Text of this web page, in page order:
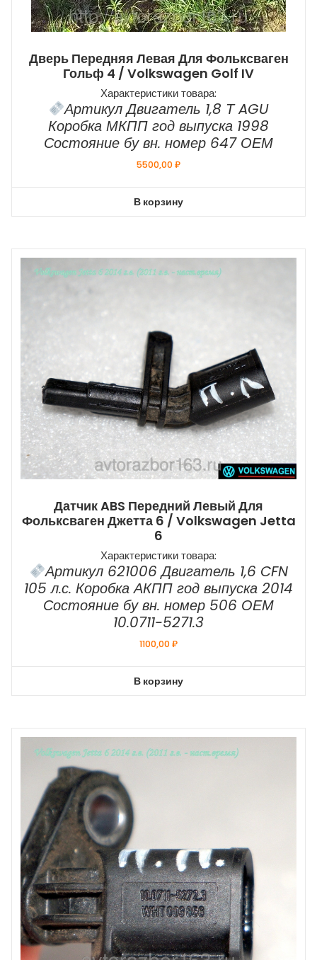
Дверь Передняя Левая Для Фольксваген
Гольф 4 / Volkswagen Golf IV
Характеристики товара:
Артикул Двигатель 1,8 Т AGU
Коробка МКПП год выпуска 1998
Состояние бу вн. номер 647 ОЕМ
5500,00₽
В корзину
Датчик ABS Передний Левый Для
Фольксваген Джетта 6 / Volkswagen Jetta
6
Характеристики товара:
Артикул 621006 Двигатель 1,6 CFN
105 л.с. Коробка АКПП год выпуска 2014
Состояние бу вн. номер 506 ОЕМ
10.0711-5271.3
1100,00₽
В корзину